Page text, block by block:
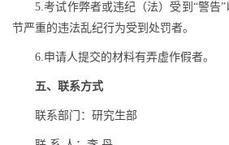
5.考试作弊者或违纪（法）受到“警告
节严重的违法乱纪行为受到处罚者。
6.申请人提交的材料有弄虚作假者。
五、联系方式
联系部门：研究生部